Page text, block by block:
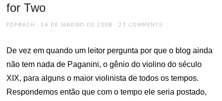
for Two
AUTHOR
FDPBACH
POSTED
14 DE JANEIRO DE 2008 23 COMMENTS
De vez em quando um leitor pergunta por que o blog ainda
não tem nada de Paganini, o gênio do violino do século
XIX, para alguns o maior violinista de todos os tempos.
Respondemos então que com o tempo ele seria postado,